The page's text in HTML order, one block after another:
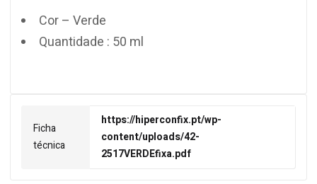
Cor – Verde
Quantidade : 50 ml
Ficha
técnica
https://hiperconfix.pt/wp-
content/uploads/42-
2517VERDEfixa.pdf